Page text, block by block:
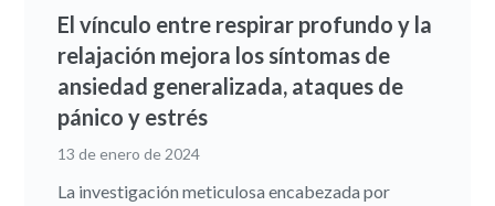
El vínculo entre respirar profundo y la
relajación mejora los síntomas de
ansiedad generalizada, ataques de
pánico y estrés
13 de enero de 2024
La investigación meticulosa encabezada por